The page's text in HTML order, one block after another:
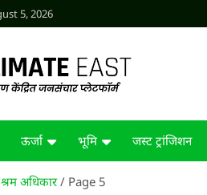
5, 2026
EAST
ऊर्जा भूमि जस्ट ट्रांजिशन
श्रम अधिकार Page 5